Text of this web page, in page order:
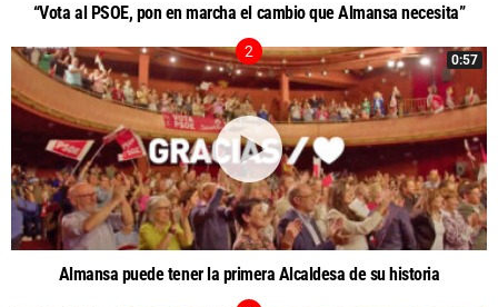
“Vota al PSOE, pon en marcha el cambio que Almansa necesita”
0:57
Almansa puede tener la primera Alcaldesa de su historia